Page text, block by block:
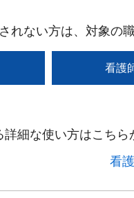
れない方は、対象の
看護
細な使い方はこちら
看